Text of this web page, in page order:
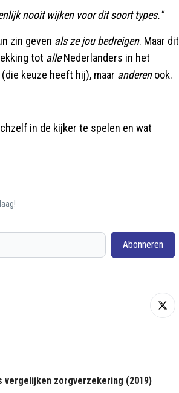
nooit wijken voor dit soort types."
zin geven als ze jou bedreigen. Maar dit
tot alleNederlanders in het
keuze heeft hij), maar anderenook.
in de kijker te spelen en wat
Abonneren
vergelijken zorgverzekering (2019)